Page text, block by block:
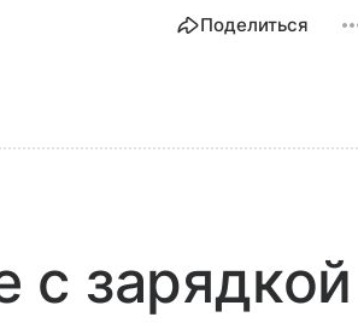
Поделиться
с зарядкой